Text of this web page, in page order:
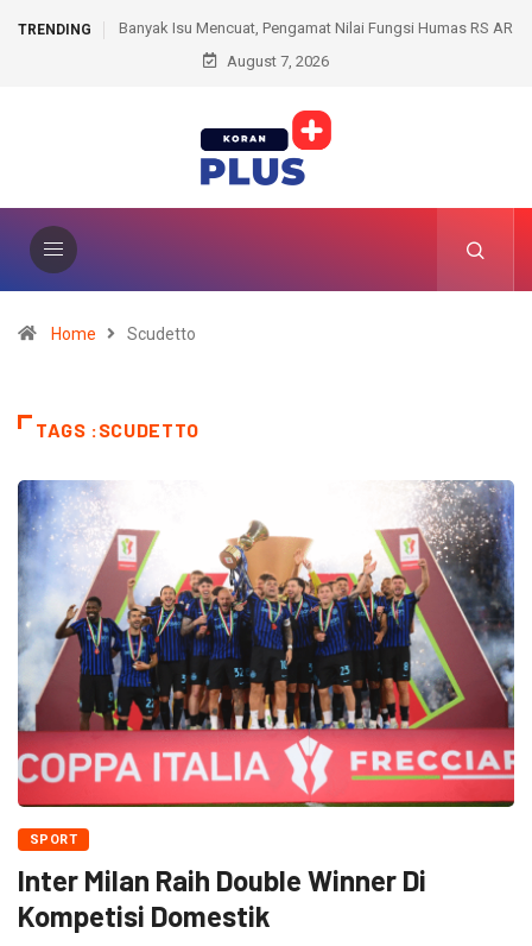
TRENDING
Aksi Penggelapan Terbongkar, Eks Kasir Alfamart Diduga
Selewengkan Transaksi Elektronik
August 7, 2026
Home Scudetto
TAGS :SCUDETTO
SPORT
Inter Milan Raih Double Winner Di
Kompetisi Domestik